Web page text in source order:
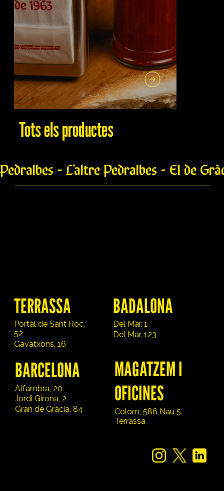
Tots els productes
Pedralbes - L’altre Pedralbes - El de
TERRASSA
Portal de Sant Roc,
52
Gavatxons, 16
BADALONA
Del Mar, 1
Del Mar, 123
BARCELONA
Alfambra, 20
Jordi Girona, 2
Gran de Gràcia, 84
MAGATZEM I
OFICINES
Colom, 586 Nau 5.
Terrassa